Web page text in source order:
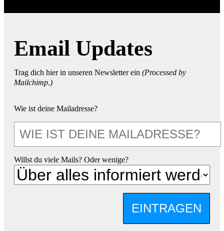
Email Updates
Trag dich hier in unseren Newsletter ein (Processed by
Mailchimp.)
Wie ist deine Mailadresse?
Willst du viele Mails? Oder wenige?
EINTRAGEN